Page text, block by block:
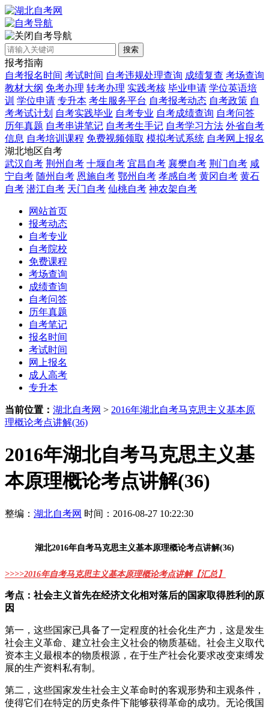
自考导航
搜索
报考指南
自考报名时间 考试时间 自考违规处理查询 成绩复查 考场查询
教材大纲 免考办理 转考办理 实践考核 毕业申请 学位英语培
训 学位申请 专升本 考生服务平台 自考报考动态 自考政策 自
考考试计划 自考实践毕业 自考专业 自考成绩查询 自考问答
历年真题 自考串讲笔记 自考考生手记 自考学习方法 外省自考
信息 自考培训课程 免费视频领取 模拟考试系统 自考网上报名
湖北地区自考
武汉自考 荆州自考 十堰自考 宜昌自考 襄樊自考 荆门自考 咸
宁自考 随州自考 恩施自考 鄂州自考 孝感自考 黄冈自考 黄石
自考 潜江自考 天门自考 仙桃自考 神农架自考
网站首页
报考动态
自考专业
自考院校
免费课程
考场查询
成绩查询
自考问答
历年真题
自考笔记
报名时间
考试时间
网上报名
成人高考
专升本
当前位置： 湖北自考网 > 2016年湖北自考马克思主义基本原
理概论考点讲解(36)
2016年湖北自考马克思主义基
本原理概论考点讲解(36)
整编： 湖北自考网 时间：2016-08-27 10:22:30
湖北2016年自考马克思主义基本原理概论考点讲解(36)
>>>>2016年自考马克思主义基本原理概论考点讲解【汇总】
考点：社会主义首先在经济文化相对落后的国家取得胜利的原
因
第一，这些国家已具备了一定程度的社会化生产力，这是发生
社会主义革命、建立社会主义社会的物质基础。社会主义取代
资本主义最根本的物质根源，在于生产社会化要求改变束缚发
展的生产资料私有制。
第二，这些国家发生社会主义革命时的客观形势和主观条件，
使得它们在特定的历史条件下能够获得革命的成功。无论俄国